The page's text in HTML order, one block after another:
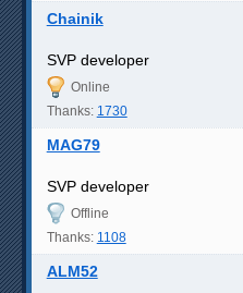
Chainik
SVP developer
Online
Thanks: 1730
MAG79
SVP developer
Offline
Thanks: 1108
ALM52